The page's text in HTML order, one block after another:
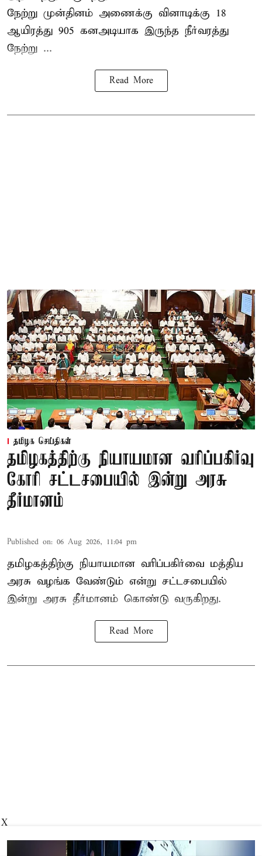
நேற்று முன்தினம் அணைக்கு வினாடிக்கு 18
ஆயிரத்து 905 கனஅடியாக இருந்த நீர்வரத்து
நேற்று ...
Read More
தமிழக செய்திகள்
தமிழகத்திற்கு நியாயமான வரிப்பகிர்வு
கோரி சட்டசபையில் இன்று அரசு
தீர்மானம்
Published on: 06 Aug 2026, 11:04 pm
தமிழகத்திற்கு நியாயமான வரிப்பகிர்வை மத்திய
அரசு வழங்க வேண்டும் என்று சட்டசபையில்
இன்று அரசு தீர்மானம் கொண்டு வருகிறது.
Read More
X